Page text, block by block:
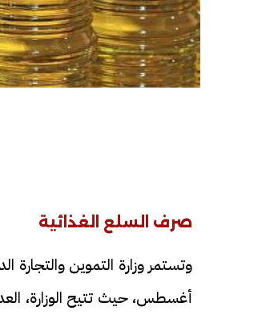
صرف السلع الغذائية
وتستمر وزارة التموين
أغسطس، حيث تتيح الوزارة،